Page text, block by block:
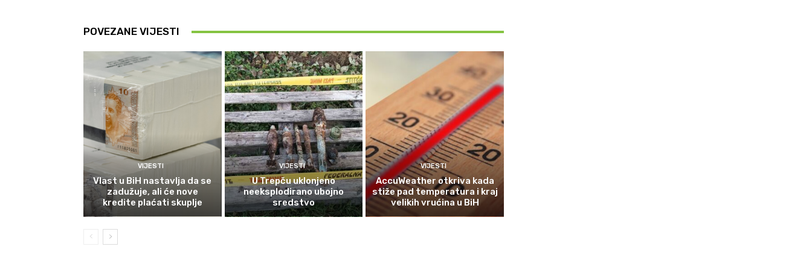
POVEZANE VIJESTI
VIJESTI
Vlast u BiH nastavlja da se
zadužuje, ali će nove
kredite plaćati skuplje
VIJESTI
U Trepču uklonjeno
neeksplodirano ubojno
sredstvo
VIJESTI
AccuWeather otkriva kada
stiže pad temperatura i kraj
velikih vrućina u BiH